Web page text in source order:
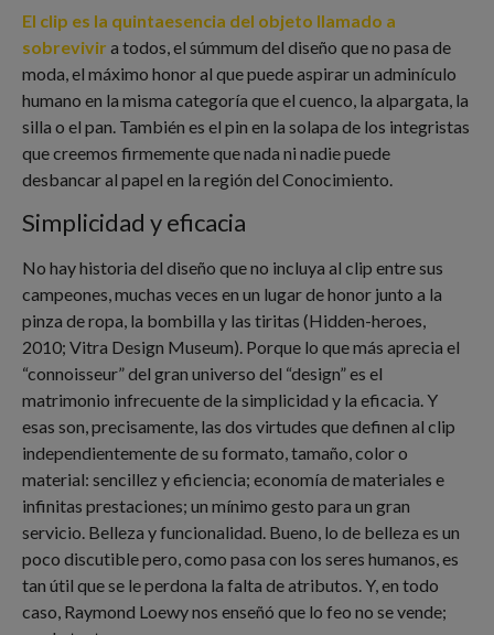
El clip es la quintaesencia del objeto llamado a
sobrevivir a todos, el súmmum del diseño que no pasa de
moda, el máximo honor al que puede aspirar un adminículo
humano en la misma categoría que el cuenco, la alpargata, la
silla o el pan. También es el pin en la solapa de los integristas
que creemos firmemente que nada ni nadie puede
desbancar al papel en la región del Conocimiento.
Simplicidad y eficacia
No hay historia del diseño que no incluya al clip entre sus
campeones, muchas veces en un lugar de honor junto a la
pinza de ropa, la bombilla y las tiritas (Hidden-heroes,
2010; Vitra Design Museum). Porque lo que más aprecia el
“connoisseur” del gran universo del “design” es el
matrimonio infrecuente de la simplicidad y la eficacia. Y
esas son, precisamente, las dos virtudes que definen al clip
independientemente de su formato, tamaño, color o
material: sencillez y eficiencia; economía de materiales e
infinitas prestaciones; un mínimo gesto para un gran
servicio. Belleza y funcionalidad. Bueno, lo de belleza es un
poco discutible pero, como pasa con los seres humanos, es
tan útil que se le perdona la falta de atributos. Y, en todo
caso, Raymond Loewy nos enseñó que lo feo no se vende;